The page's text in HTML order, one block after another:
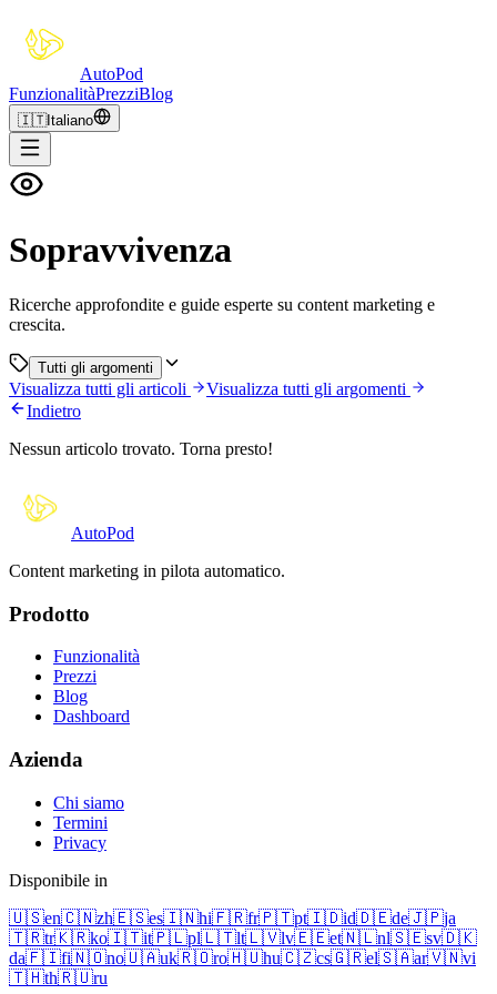
AutoPod
FunzionalitàPrezziBlog
🇮🇹Italiano
Sopravvivenza
Ricerche approfondite e guide esperte su content marketing e
crescita.
Tutti gli argomenti
Visualizza tutti gli articoli
Visualizza tutti gli argomenti
Indietro
Nessun articolo trovato. Torna presto!
AutoPod
Content marketing in pilota automatico.
Prodotto
Funzionalità
Prezzi
Blog
Dashboard
Azienda
Chi siamo
Termini
Privacy
Disponibile in
🇺🇸en🇨🇳zh🇪🇸es🇮🇳hi🇫🇷fr🇵🇹pt🇮🇩id🇩🇪de🇯🇵ja
🇹🇷tr🇰🇷ko🇮🇹it🇵🇱pl🇱🇹lt🇱🇻lv🇪🇪et🇳🇱nl🇸🇪sv🇩🇰
da🇫🇮fi🇳🇴no🇺🇦uk🇷🇴ro🇭🇺hu🇨🇿cs🇬🇷el🇸🇦ar🇻🇳vi
🇹🇭th🇷🇺ru